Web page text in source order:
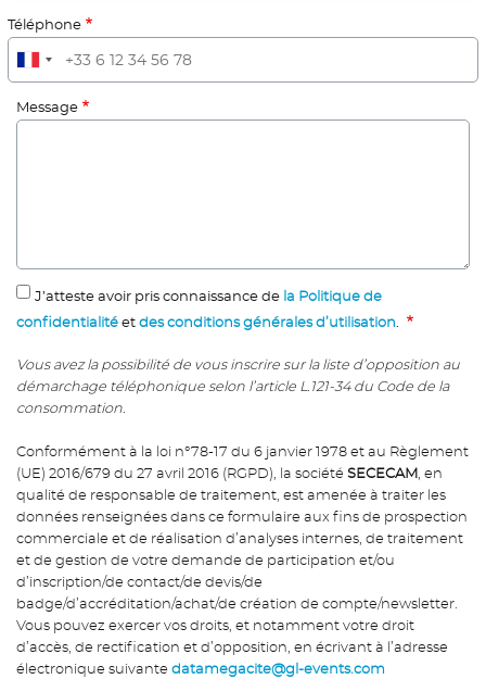
Téléphone
Message
J’atteste avoir pris connaissance de la Politique de
confidentialité et des conditions générales d’utilisation.
Vous avez la possibilité de vous inscrire sur la liste d’opposition au
démarchage téléphonique selon l’article L.121-34 du Code de la
consommation.
Conformément à la loi n°78-17 du 6 janvier 1978 et au Règlement
(UE) 2016/679 du 27 avril 2016 (RGPD), la société SECECAM, en
qualité de responsable de traitement, est amenée à traiter les
données renseignées dans ce formulaire aux fins de prospection
commerciale et de réalisation d’analyses internes, de traitement
et de gestion de votre demande de participation et/ou
d’inscription/de contact/de devis/de
badge/d’accréditation/achat/de création de compte/newsletter.
Vous pouvez exercer vos droits, et notamment votre droit
d’accès, de rectification et d’opposition, en écrivant à l’adresse
électronique suivante datamegacite@gl-events.com